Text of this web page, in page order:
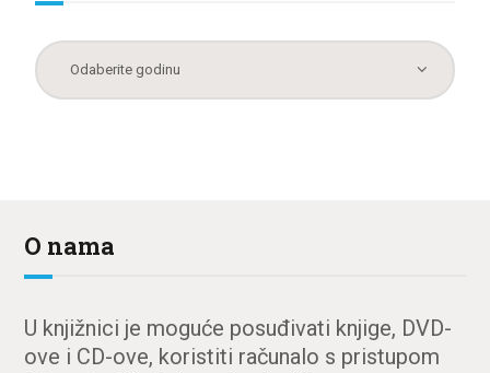
O nama
U knjižnici je moguće posuđivati knjige, DVD-
ove i CD-ove, koristiti računalo s pristupom